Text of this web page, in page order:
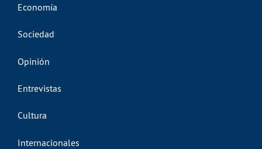
Economía
Sociedad
Opinión
Entrevistas
Cultura
Internacionales